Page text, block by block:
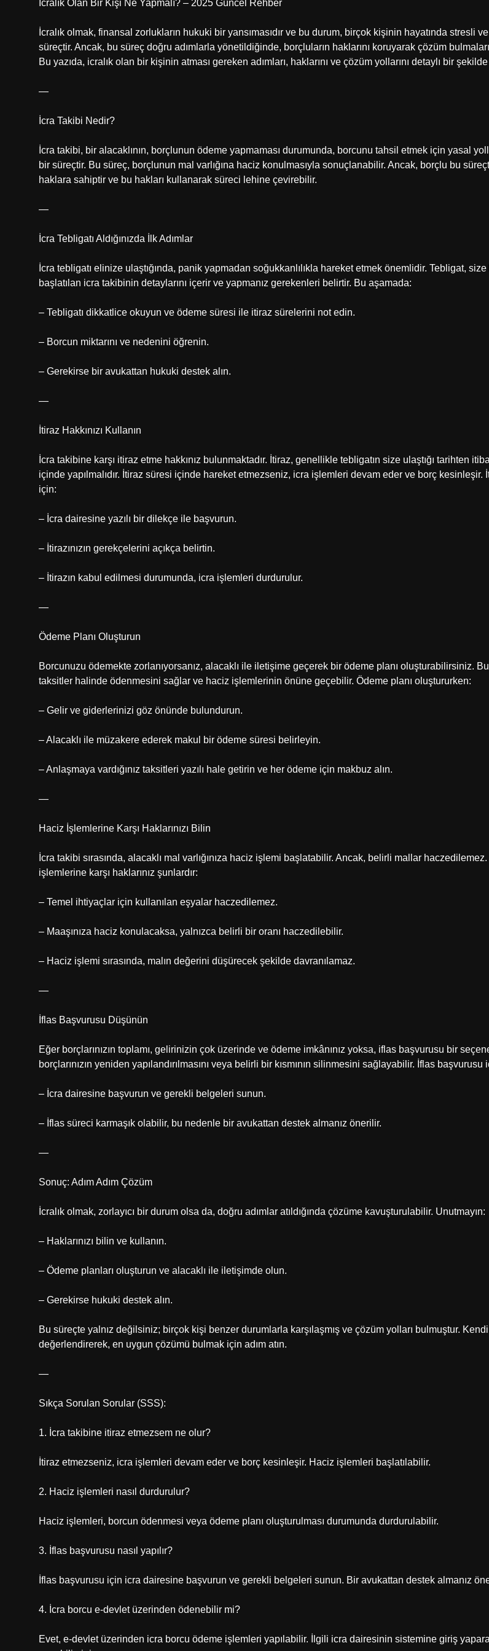
İcralık Olan Bir Kişi Ne Yapmalı? – 2025 Güncel Rehber
İcralık olmak, finansal zorlukların hukuki bir yansımasıdır ve bu durum, birçok kişinin hayatında stresli
süreçtir. Ancak, bu süreç doğru adımlarla yönetildiğinde, borçluların haklarını koruyarak çözüm
Bu yazıda, icralık olan bir kişinin atması gereken adımları, haklarını ve çözüm yollarını detaylı bir
—
İcra Takibi Nedir?
İcra takibi, bir alacaklının, borçlunun ödeme yapmaması durumunda, borcunu tahsil etmek için yasal
bir süreçtir. Bu süreç, borçlunun mal varlığına haciz konulmasıyla sonuçlanabilir. Ancak, borçlu bu
haklara sahiptir ve bu hakları kullanarak süreci lehine çevirebilir.
—
İcra Tebligatı Aldığınızda İlk Adımlar
İcra tebligatı elinize ulaştığında, panik yapmadan soğukkanlılıkla hareket etmek önemlidir. Tebligat, size
başlatılan icra takibinin detaylarını içerir ve yapmanız gerekenleri belirtir. Bu aşamada:
– Tebligatı dikkatlice okuyun ve ödeme süresi ile itiraz sürelerini not edin.
– Borcun miktarını ve nedenini öğrenin.
– Gerekirse bir avukattan hukuki destek alın.
—
İtiraz Hakkınızı Kullanın
İcra takibine karşı itiraz etme hakkınız bulunmaktadır. İtiraz, genellikle tebligatın size ulaştığı tarihten
içinde yapılmalıdır. İtiraz süresi içinde hareket etmezseniz, icra işlemleri devam eder ve borç kesinleşir.
için:
– İcra dairesine yazılı bir dilekçe ile başvurun.
– İtirazınızın gerekçelerini açıkça belirtin.
– İtirazın kabul edilmesi durumunda, icra işlemleri durdurulur.
—
Ödeme Planı Oluşturun
Borcunuzu ödemekte zorlanıyorsanız, alacaklı ile iletişime geçerek bir ödeme planı oluşturabilirsiniz.
taksitler halinde ödenmesini sağlar ve haciz işlemlerinin önüne geçebilir. Ödeme planı oluştururken:
– Gelir ve giderlerinizi göz önünde bulundurun.
– Alacaklı ile müzakere ederek makul bir ödeme süresi belirleyin.
– Anlaşmaya vardığınız taksitleri yazılı hale getirin ve her ödeme için makbuz alın.
—
Haciz İşlemlerine Karşı Haklarınızı Bilin
İcra takibi sırasında, alacaklı mal varlığınıza haciz işlemi başlatabilir. Ancak, belirli mallar
işlemlerine karşı haklarınız şunlardır:
– Temel ihtiyaçlar için kullanılan eşyalar haczedilemez.
– Maaşınıza haciz konulacaksa, yalnızca belirli bir oranı haczedilebilir.
– Haciz işlemi sırasında, malın değerini düşürecek şekilde davranılamaz.
—
İflas Başvurusu Düşünün
Eğer borçlarınızın toplamı, gelirinizin çok üzerinde ve ödeme imkânınız yoksa, iflas başvurusu bir
borçlarınızın yeniden yapılandırılmasını veya belirli bir kısmının silinmesini sağlayabilir. İflas başvurusu
– İcra dairesine başvurun ve gerekli belgeleri sunun.
– İflas süreci karmaşık olabilir, bu nedenle bir avukattan destek almanız önerilir.
—
Sonuç: Adım Adım Çözüm
İcralık olmak, zorlayıcı bir durum olsa da, doğru adımlar atıldığında çözüme kavuşturulabilir. Unutmayın:
– Haklarınızı bilin ve kullanın.
– Ödeme planları oluşturun ve alacaklı ile iletişimde olun.
– Gerekirse hukuki destek alın.
Bu süreçte yalnız değilsiniz; birçok kişi benzer durumlarla karşılaşmış ve çözüm yolları bulmuştur.
değerlendirerek, en uygun çözümü bulmak için adım atın.
—
Sıkça Sorulan Sorular (SSS):
1. İcra takibine itiraz etmezsem ne olur?
İtiraz etmezseniz, icra işlemleri devam eder ve borç kesinleşir. Haciz işlemleri başlatılabilir.
2. Haciz işlemleri nasıl durdurulur?
Haciz işlemleri, borcun ödenmesi veya ödeme planı oluşturulması durumunda durdurulabilir.
3. İflas başvurusu nasıl yapılır?
İflas başvurusu için icra dairesine başvurun ve gerekli belgeleri sunun. Bir avukattan destek almanız
4. İcra borcu e-devlet üzerinden ödenebilir mi?
Evet, e-devlet üzerinden icra borcu ödeme işlemleri yapılabilir. İlgili icra dairesinin sistemine giriş